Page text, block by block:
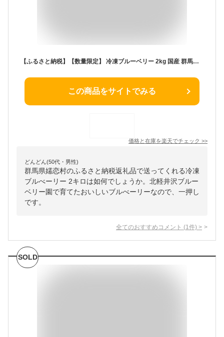
【ふるさと納税】【数量限定】 冷凍ブルーベリー 2kg 国産 群馬県 フルーツ 果物 北軽井沢ブルーベリー園 1kg × 2袋
この商品をサイトでみる
価格と在庫を楽天でチェック >>
どんどん(50代・男性)
群馬県嬬恋村のふるさと納税返礼品で送ってくれる冷凍
ブルべーリー 2キロは如何でしょうか。北軽井沢ブルー
ベリー園で育てたおいしいブルべーリーなので、一押し
です。
全てのおすすめコメント (1 件) >
SOLD